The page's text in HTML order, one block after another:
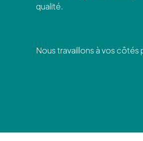
qualité.
Nous travaillons à vos